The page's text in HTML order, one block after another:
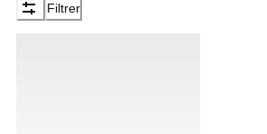
Filtrer